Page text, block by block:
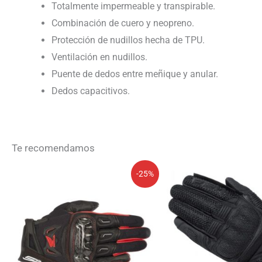
Totalmente impermeable y transpirable.
Combinación de cuero y neopreno.
Protección de nudillos hecha de TPU.
Ventilación en nudillos.
Puente de dedos entre meñique y anular.
Dedos capacitivos.
Te recomendamos
-25%
era:
99,95€.
es:
74,96€.
precio
original
era:
84,58€.
precio
actual
es:
42,29€.